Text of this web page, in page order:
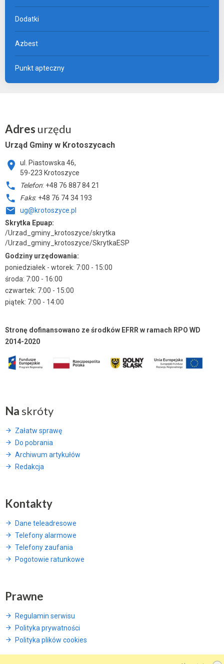
Dodatki
Azbest
Punkt apteczny
Adres urzędu
Urząd Gminy w Krotoszycach
ul. Piastowska 46,
59-223 Krotoszyce
Telefon: +48 76 887 84 21
Faks: +48 76 74 34 193
ug@krotoszyce.pl
Skrytka Epuap:
/Urzad_gminy_krotoszyce/skrytka
/Urzad_gminy_krotoszyce/SkrytkaESP
Godziny urzędowania:
poniedziałek - wtorek: 7:00 - 15:00
środa: 7:00 - 16:00
czwartek: 7:00 - 15:00
piątek: 7:00 - 14:00
Stronę dofinansowano ze środków EFRR w ramach RPO WD
2014-2020
Na skróty
Załatw sprawę
Do pobrania
Archiwum artykułów
Redakcja
Kontakty
Dane teleadresowe
Telefony alarmowe
Telefony zaufania
Pogotowie ratunkowe
Prawne
Regulamin serwisu
Polityka prywatności
Polityka plików cookies